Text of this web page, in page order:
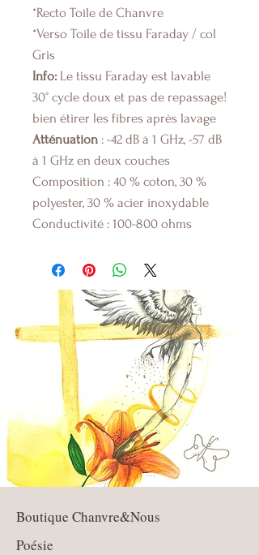
*Recto Toile de Chanvre
*Verso Toile de tissu Faraday / col
Gris
Info: Le tissu Faraday est lavable
30° cycle doux et pas de repassage!
bien étirer les fibres après lavage
Atténuation : -42 dB à 1 GHz, -57 dB
à 1 GHz en deux couches
Composition : 40 % coton, 30 %
polyester, 30 % acier inoxydable
Conductivité : 100-800 ohms
Boutique Chanvre&Nous
Poésie